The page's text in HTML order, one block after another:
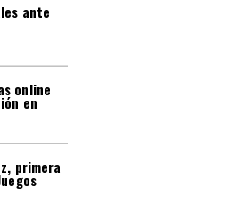
ante
online
en
primera